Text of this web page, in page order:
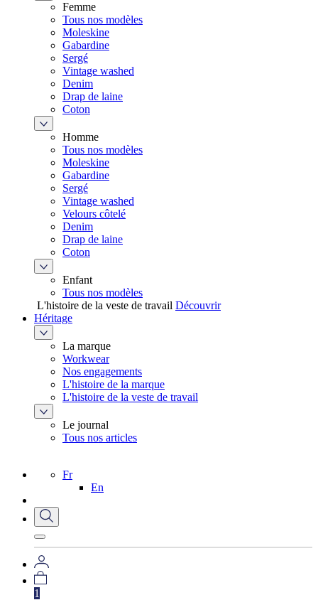
Femme
Tous nos modèles
Moleskine
Gabardine
Sergé
Vintage washed
Denim
Drap de laine
Coton
Homme
Tous nos modèles
Moleskine
Gabardine
Sergé
Vintage washed
Velours côtelé
Denim
Drap de laine
Coton
Enfant
Tous nos modèles
L'histoire de la veste de travail Découvrir
Héritage
La marque
Workwear
Nos engagements
L'histoire de la marque
L'histoire de la veste de travail
Le journal
Tous nos articles
Fr
En
1